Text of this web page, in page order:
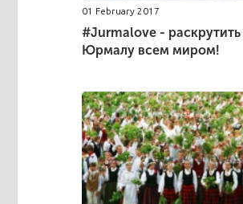
01 February 2017
#Jurmalove - раскрутить
Юрмалу всем миром!